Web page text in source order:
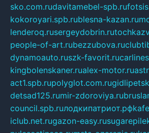
sko.com.rudavitamebel-spb.ru
kokoroyari.spb.rublesna-kazan.ru
lenderoq.rusergeydobrin.ru
people-of-art.rubezzubova.ru
dynamoauto.ruszk-favorit.ru
kingbolenskaner.rualex-motor.ru
act1.spb.rupolyglot.com.ru
detsad125.rumir-zdoroviya.ru
council.spb.ruлодкипатриот.рф
iclub.net.rugazon-easy.ru